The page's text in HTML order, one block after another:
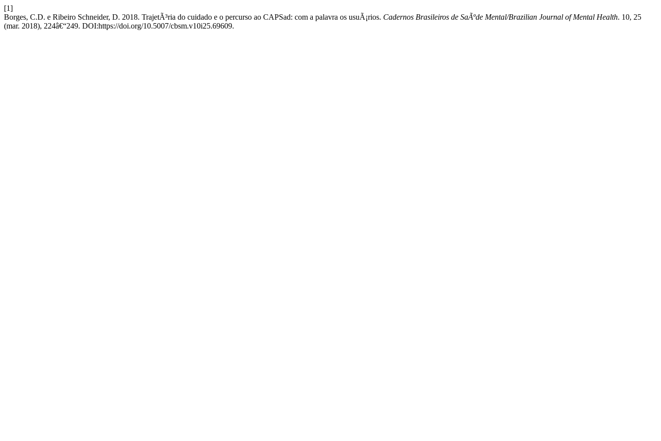
[1]
Borges, C.D. e Ribeiro Schneider, D. 2018. TrajetÃ³ria do cuidado e o percurso ao CAPSad: com a palavra os usuÃ¡rios. Cadernos Brasileiros de SaÃºde Mental/Brazilian Journal of Mental Health. 10, 25
(mar. 2018), 224â€“249. DOI:https://doi.org/10.5007/cbsm.v10i25.69609.